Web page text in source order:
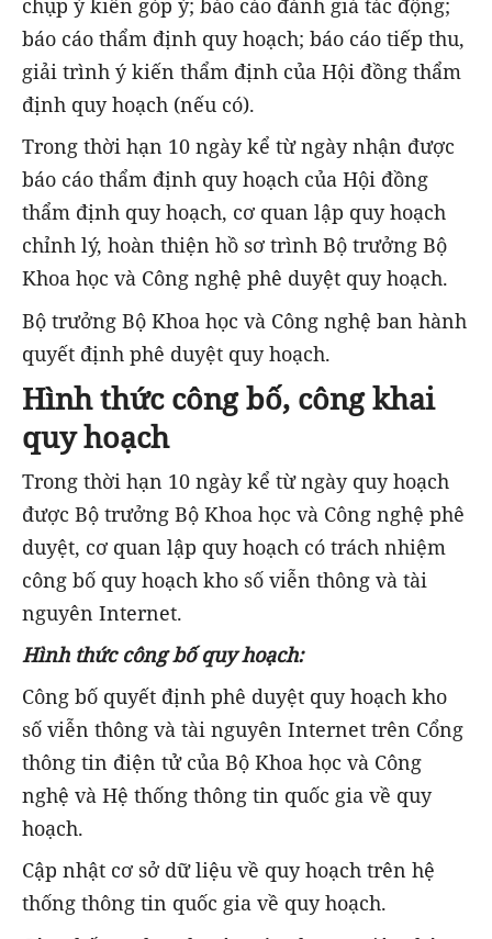
chụp ý kiến góp ý; báo cáo đánh giá tác động;
báo cáo thẩm định quy hoạch; báo cáo tiếp thu,
giải trình ý kiến thẩm định của Hội đồng thẩm
định quy hoạch (nếu có).
Trong thời hạn 10 ngày kể từ ngày nhận được
báo cáo thẩm định quy hoạch của Hội đồng
thẩm định quy hoạch, cơ quan lập quy hoạch
chỉnh lý, hoàn thiện hồ sơ trình Bộ trưởng Bộ
Khoa học và Công nghệ phê duyệt quy hoạch.
Bộ trưởng Bộ Khoa học và Công nghệ ban hành
quyết định phê duyệt quy hoạch.
Hình thức công bố, công khai
quy hoạch
Trong thời hạn 10 ngày kể từ ngày quy hoạch
được Bộ trưởng Bộ Khoa học và Công nghệ phê
duyệt, cơ quan lập quy hoạch có trách nhiệm
công bố quy hoạch kho số viễn thông và tài
nguyên Internet.
Hình thức công bố quy hoạch:
Công bố quyết định phê duyệt quy hoạch kho
số viễn thông và tài nguyên Internet trên Cổng
thông tin điện tử của Bộ Khoa học và Công
nghệ và Hệ thống thông tin quốc gia về quy
hoạch.
Cập nhật cơ sở dữ liệu về quy hoạch trên hệ
thống thông tin quốc gia về quy hoạch.